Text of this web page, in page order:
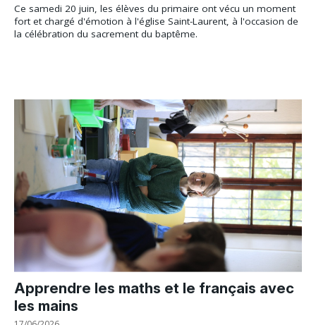
Ce samedi 20 juin, les élèves du primaire ont vécu un moment
fort et chargé d'émotion à l'église Saint-Laurent, à l'occasion de
la célébration du sacrement du baptême.
Apprendre les maths et le français avec
les mains